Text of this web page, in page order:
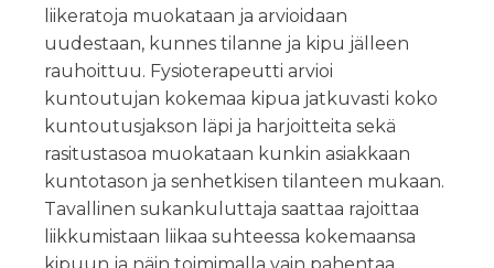
liikeratoja muokataan ja arvioidaan
uudestaan, kunnes tilanne ja kipu jälleen
rauhoittuu. Fysioterapeutti arvioi
kuntoutujan kokemaa kipua jatkuvasti koko
kuntoutusjakson läpi ja harjoitteita sekä
rasitustasoa muokataan kunkin asiakkaan
kuntotason ja senhetkisen tilanteen mukaan.
Tavallinen sukankuluttaja saattaa rajoittaa
liikkumistaan liikaa suhteessa kokemaansa
kipuun ja näin toimimalla vain pahentaa